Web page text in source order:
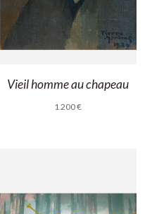
Vieil homme au chapeau
1 200€